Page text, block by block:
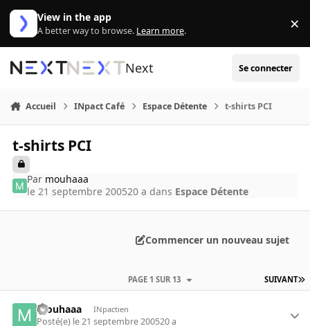
Aller au contenu
View in the app
A better way to browse. Learn more. ×
Next Se connecter
Accueil INpact Café Espace Détente t-shirts PCI
t-shirts PCI
Par mouhaaa
le 21 septembre 200520 a dans Espace Détente
Commencer un nouveau sujet
SUIVANT
PAGE 1 SUR 13
mouhaaa INpactien
Posté(e) le 21 septembre 200520 a